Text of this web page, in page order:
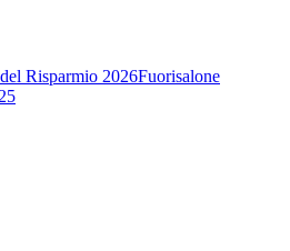
Risparmio 2026Fuorisalone